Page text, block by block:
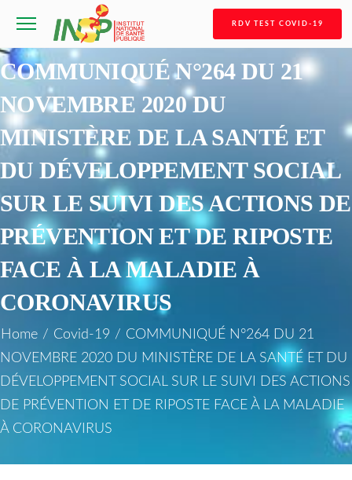
RDV TEST COVID-19
COMMUNIQUÉ N°264 DU 21
NOVEMBRE 2020 DU
MINISTÈRE DE LA SANTÉ ET
DU DÉVELOPPEMENT SOCIAL
SUR LE SUIVI DES ACTIONS DE
PRÉVENTION ET DE RIPOSTE
FACE À LA MALADIE À
CORONAVIRUS
Home / Covid-19 / COMMUNIQUÉ N°264 DU 21
NOVEMBRE 2020 DU MINISTÈRE DE LA SANTÉ ET DU
DÉVELOPPEMENT SOCIAL SUR LE SUIVI DES ACTIONS
DE PRÉVENTION ET DE RIPOSTE FACE À LA MALADIE
À CORONAVIRUS